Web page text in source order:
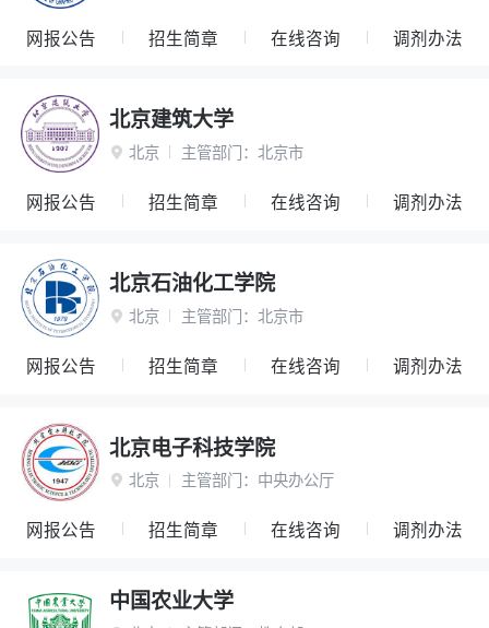
网报公告 招生简章 在线咨询 调剂办法
北京建筑大学
 北京 主管部门： 北京市
网报公告 招生简章 在线咨询 调剂办法
北京石油化工学院
 北京 主管部门： 北京市
网报公告 招生简章 在线咨询 调剂办法
北京电子科技学院
 北京 主管部门： 中央办公厅
网报公告 招生简章 在线咨询 调剂办法
中国农业大学